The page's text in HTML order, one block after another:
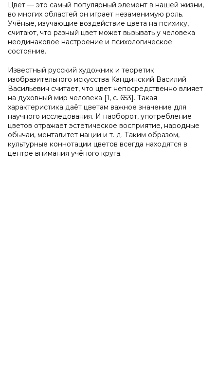
Цвет — это самый популярный элемент в нашей жизни,
во многих областей он играет незаменимую роль.
Учёные, изучающие воздействие цвета на психику,
считают, что разный цвет может вызывать у человека
неодинаковое настроение и психологическое
состояние.
Известный русский художник и теоретик
изобразительного искусства Кандинский Василий
Васильевич считает, что цвет непосредственно влияет
на духовный мир человека [1, с. 653]. Такая
характеристика даёт цветам важное значение для
научного исследования. И наоборот, употребление
цветов отражает эстетическое восприятие, народные
обычаи, менталитет нации и т. д. Таким образом,
культурные коннотации цветов всегда находятся в
центре внимания учёного круга.